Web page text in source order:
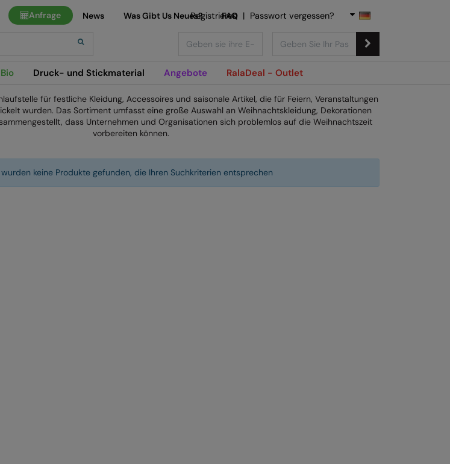
Druck- und Stickmaterial Angebote RalaDeal - Outlet
Anfrage News Was Gibt Us Neues? FAQ
Registrieren | Passwort vergessen?
für festliche Kleidung, Accessoires und saisonale Artikel, die für Feiern, Veranstaltungen
wurden. Das Sortiment umfasst eine große Auswahl an Weihnachtskleidung, Dekorationen
dass Unternehmen und Organisationen sich problemlos auf die Weihnachtszeit
vorbereiten können.
wurden keine Produkte gefunden, die Ihren Suchkriterien entsprechen